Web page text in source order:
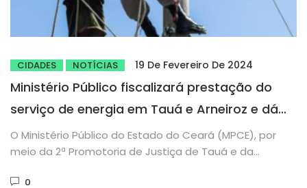
CIDADES NOTÍCIAS 19 De Fevereiro De 2024
Ministério Público fiscalizará prestação do
serviço de energia em Tauá e Arneiroz e dá
prazo para Enel explicar problemas
O Ministério Público do Estado do Ceará (MPCE), por
meio da 2ª Promotoria de Justiça de Tauá e da...
0